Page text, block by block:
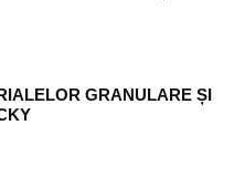
GRANULARE ȘI